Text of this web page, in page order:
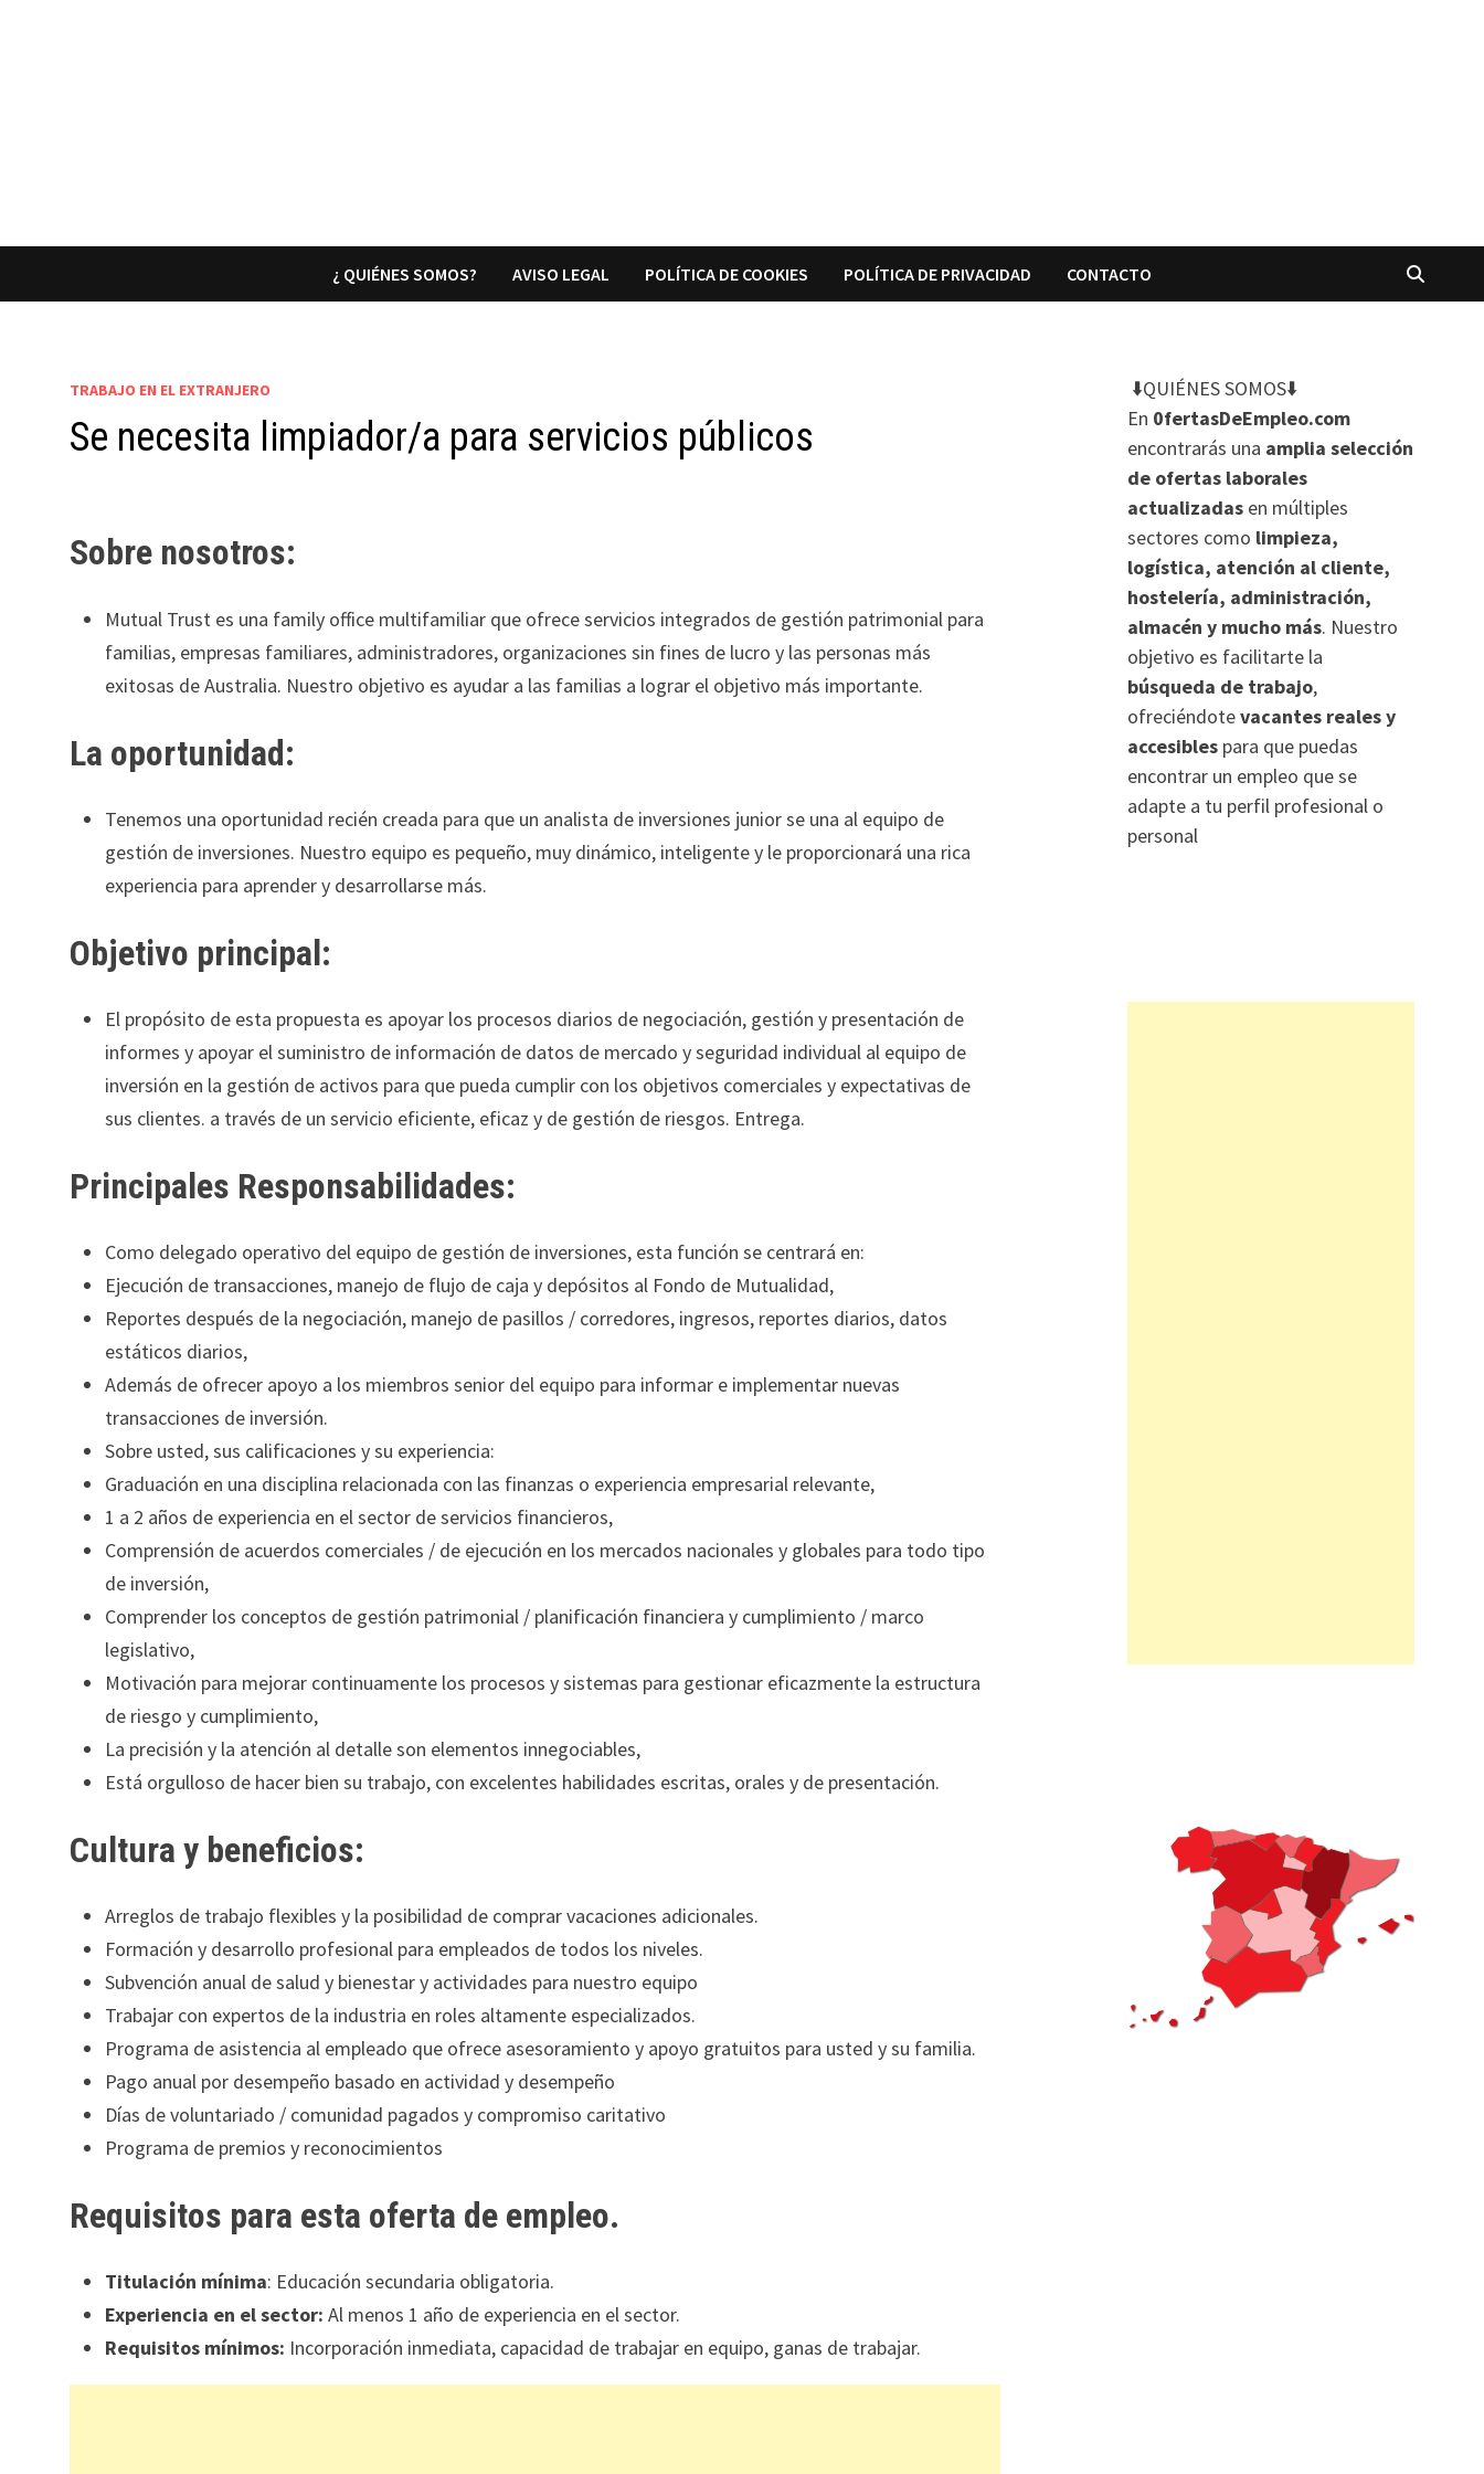
¿ QUIÉNES SOMOS? AVISO LEGAL POLÍTICA DE COOKIES POLÍTICA DE PRIVACIDAD CONTACTO
TRABAJO EN EL EXTRANJERO
Se necesita limpiador/a para servicios públicos
Sobre nosotros:
Mutual Trust es una family office multifamiliar que ofrece servicios integrados de gestión patrimonial para
familias, empresas familiares, administradores, organizaciones sin fines de lucro y las personas más
exitosas de Australia. Nuestro objetivo es ayudar a las familias a lograr el objetivo más importante.
La oportunidad:
Tenemos una oportunidad recién creada para que un analista de inversiones junior se una al equipo de
gestión de inversiones. Nuestro equipo es pequeño, muy dinámico, inteligente y le proporcionará una rica
experiencia para aprender y desarrollarse más.
Objetivo principal:
El propósito de esta propuesta es apoyar los procesos diarios de negociación, gestión y presentación de
informes y apoyar el suministro de información de datos de mercado y seguridad individual al equipo de
inversión en la gestión de activos para que pueda cumplir con los objetivos comerciales y expectativas de
sus clientes. a través de un servicio eficiente, eficaz y de gestión de riesgos. Entrega.
Principales Responsabilidades:
Como delegado operativo del equipo de gestión de inversiones, esta función se centrará en:
Ejecución de transacciones, manejo de flujo de caja y depósitos al Fondo de Mutualidad,
Reportes después de la negociación, manejo de pasillos / corredores, ingresos, reportes diarios, datos
estáticos diarios,
Además de ofrecer apoyo a los miembros senior del equipo para informar e implementar nuevas
transacciones de inversión.
Sobre usted, sus calificaciones y su experiencia:
Graduación en una disciplina relacionada con las finanzas o experiencia empresarial relevante,
1 a 2 años de experiencia en el sector de servicios financieros,
Comprensión de acuerdos comerciales / de ejecución en los mercados nacionales y globales para todo tipo
de inversión,
Comprender los conceptos de gestión patrimonial / planificación financiera y cumplimiento / marco
legislativo,
Motivación para mejorar continuamente los procesos y sistemas para gestionar eficazmente la estructura
de riesgo y cumplimiento,
La precisión y la atención al detalle son elementos innegociables,
Está orgulloso de hacer bien su trabajo, con excelentes habilidades escritas, orales y de presentación.
Cultura y beneficios:
Arreglos de trabajo flexibles y la posibilidad de comprar vacaciones adicionales.
Formación y desarrollo profesional para empleados de todos los niveles.
Subvención anual de salud y bienestar y actividades para nuestro equipo
Trabajar con expertos de la industria en roles altamente especializados.
Programa de asistencia al empleado que ofrece asesoramiento y apoyo gratuitos para usted y su familia.
Pago anual por desempeño basado en actividad y desempeño
Días de voluntariado / comunidad pagados y compromiso caritativo
Programa de premios y reconocimientos
Requisitos para esta oferta de empleo.
Titulación mínima: Educación secundaria obligatoria.
Experiencia en el sector:Al menos 1 año de experiencia en el sector.
Requisitos mínimos: Incorporación inmediata, capacidad de trabajar en equipo, ganas de trabajar.
⬇️QUIÉNES SOMOS⬇️
En 0fertasDeEmpleo.com
encontrarás una amplia selección
de ofertas laborales
actualizadas en múltiples
sectores como limpieza,
logística, atención al cliente,
hostelería, administración,
almacén y mucho más. Nuestro
objetivo es facilitarte la
búsqueda de trabajo,
ofreciéndotevacantes reales y
accesibles para que puedas
encontrar un empleo que se
adapte a tu perfil profesional o
personal